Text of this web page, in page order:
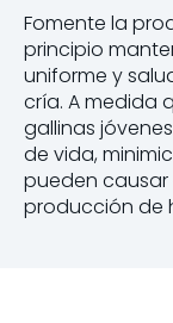
Fomente la
principio
uniforme y
cría. A medida
gallinas
de vida,
pueden causar
producción de